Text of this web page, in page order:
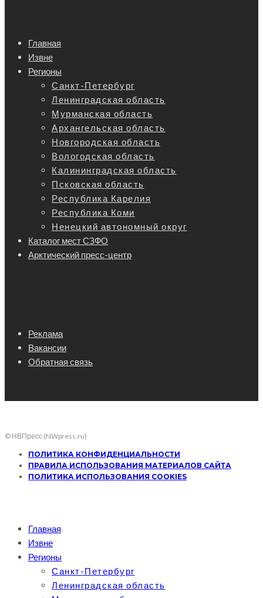
Главная
Извне
Регионы
Санкт-Петербург
Ленинградская область
Мурманская область
Архангельская область
Новгородская область
Вологодская область
Калининградская область
Псковская область
Республика Карелия
Республика Коми
Ненецкий автономный округ
Каталог мест СЗФО
Арктический пресс-центр
Реклама
Вакансии
Обратная связь
© НВПресс (NWpress.ru)
ПОЛИТИКА КОНФИДЕНЦИАЛЬНОСТИ
ПРАВИЛА ИСПОЛЬЗОВАНИЯ МАТЕРИАЛОВ САЙТА
ПОЛИТИКА ИСПОЛЬЗОВАНИЯ COOKIES
Главная
Извне
Регионы
Санкт-Петербург
Ленинградская область